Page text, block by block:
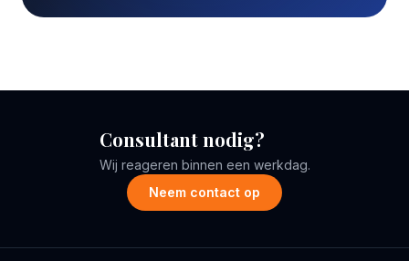
Consultant nodig?
Wij reageren binnen een werkdag.
Neem contact op